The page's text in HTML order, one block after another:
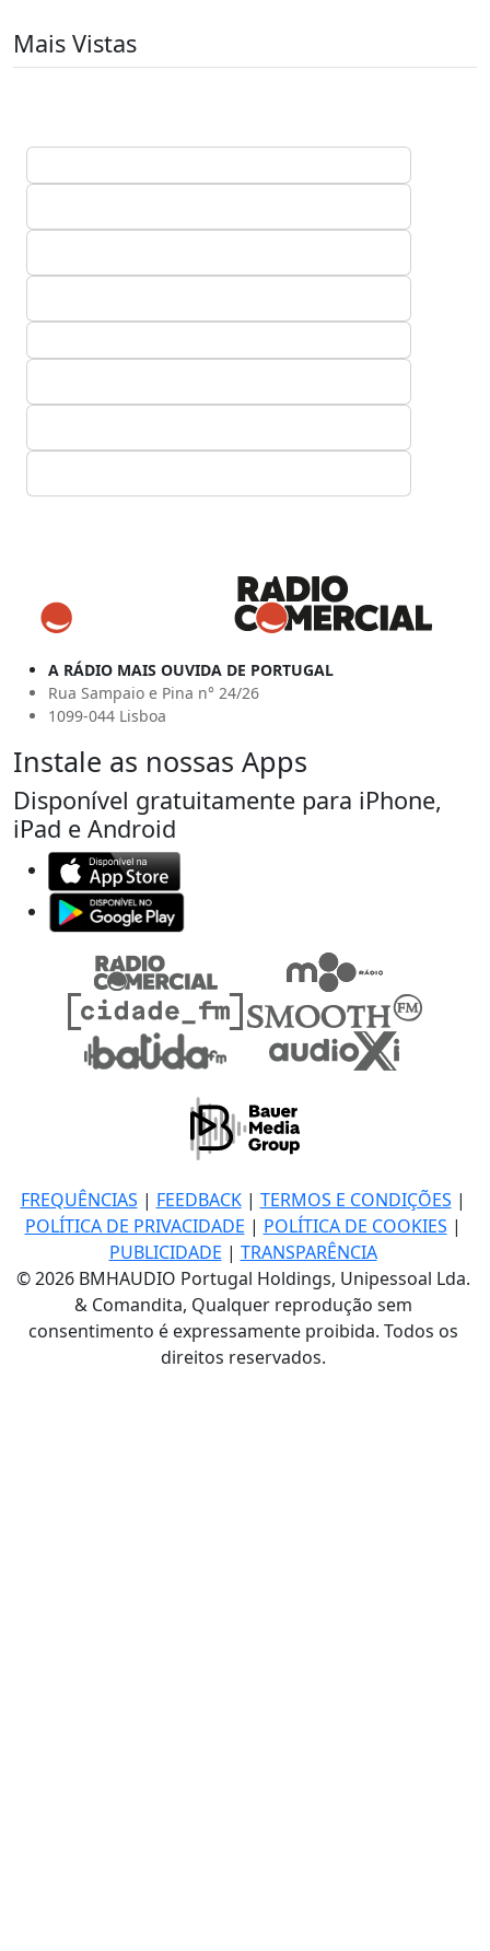
Mais Vistas
A RÁDIO MAIS OUVIDA DE PORTUGAL
Rua Sampaio e Pina n° 24/26
1099-044 Lisboa
Instale as nossas Apps
Disponível gratuitamente para iPhone,
iPad e Android
FREQUÊNCIAS | FEEDBACK| TERMOS E CONDIÇÕES |
POLÍTICA DE PRIVACIDADE | POLÍTICA DE COOKIES |
PUBLICIDADE | TRANSPARÊNCIA
© 2026 BMHAUDIO Portugal Holdings, Unipessoal Lda.
& Comandita, Qualquer reprodução sem
consentimento é expressamente proibida. Todos os
direitos reservados.